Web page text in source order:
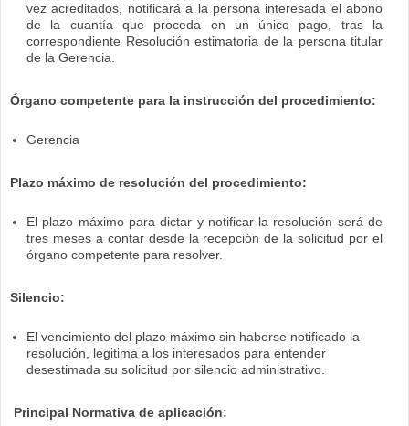
vez acreditados, notificará a la persona interesada el abono
de la cuantía que proceda en un único pago, tras la
correspondiente Resolución estimatoria de la persona titular
de la Gerencia.
Órgano competente para la instrucción del procedimiento:
Gerencia
Plazo máximo de resolución del procedimiento:
El plazo máximo para dictar y notificar la resolución será de
tres meses a contar desde la recepción de la solicitud por el
órgano competente para resolver.
Silencio:
El vencimiento del plazo máximo sin haberse notificado la
resolución, legitima a los interesados para entender
desestimada su solicitud por silencio administrativo.
Principal Normativa de aplicación: